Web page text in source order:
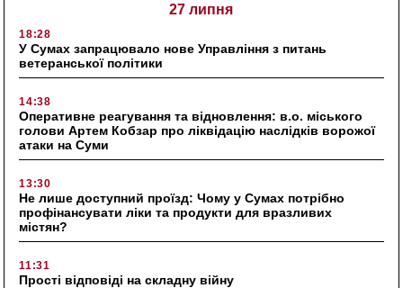
27 липня
18:28
У Сумах запрацювало нове Управління з питань
ветеранської політики
14:38
Оперативне реагування та відновлення: в.о. міського
голови Артем Кобзар про ліквідацію наслідків ворожої
атаки на Суми
13:30
Не лише доступний проїзд: Чому у Сумах потрібно
профінансувати ліки та продукти для вразливих
містян?
11:31
Прості відповіді на складну війну